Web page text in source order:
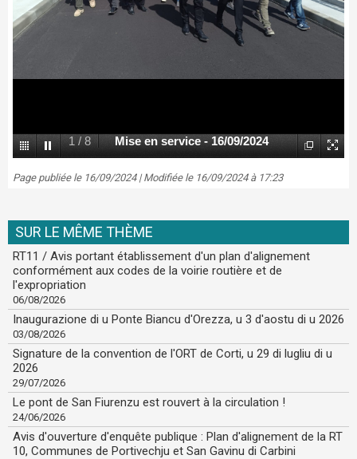
1 /8 Mise en service - 16/09/2024
Page publiée le 16/09/2024 | Modifiée le 16/09/2024 à 17:23
SUR LE MÊME THÈME
RT11 / Avis portant établissement d'un plan d'alignement
conformément aux codes de la voirie routière et de
l'expropriation
06/08/2026
Inaugurazione di u Ponte Biancu d'Orezza, u 3 d'aostu di u 2026
03/08/2026
Signature de la convention de l'ORT de Corti, u 29 di lugliu di u
2026
29/07/2026
Le pont de San Fiurenzu est rouvert à la circulation !
24/06/2026
Avis d'ouverture d'enquête publique : Plan d'alignement de la RT
10, Communes de Portivechju et San Gavinu di Carbini